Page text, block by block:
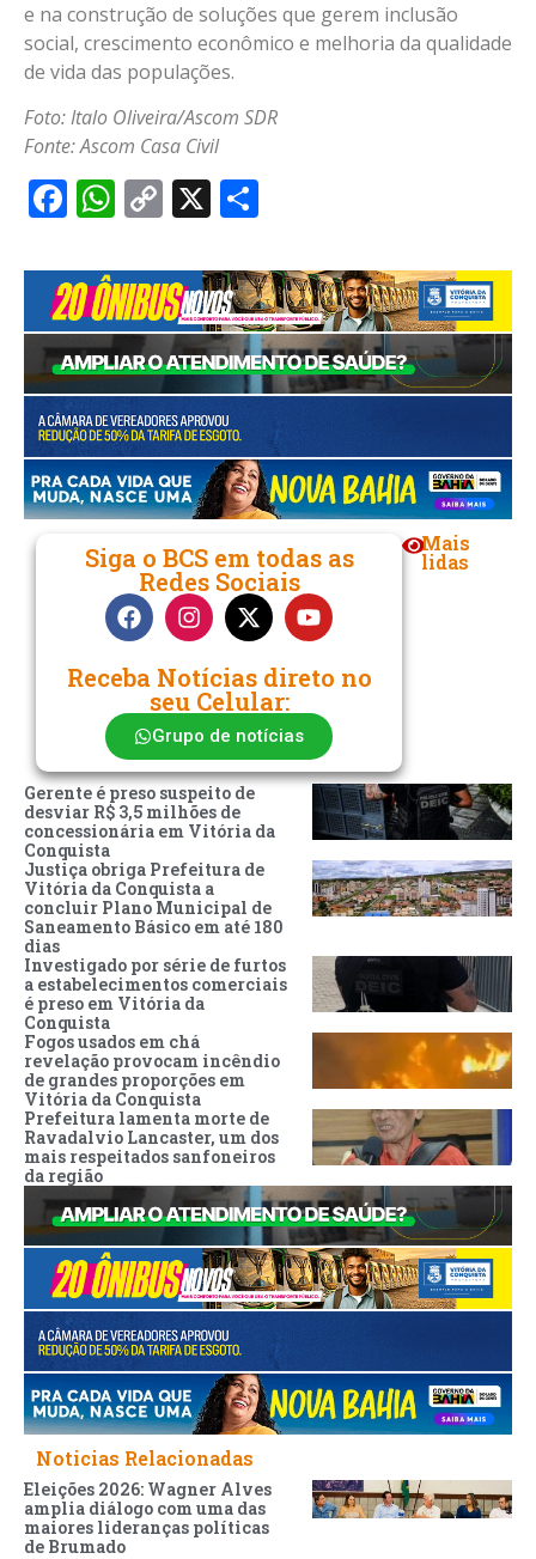
e na construção de soluções que gerem inclusão
social, crescimento econômico e melhoria da qualidade
de vida das populações.
Foto: Italo Oliveira/Ascom SDR
Fonte: Ascom Casa Civil
Facebook
WhatsApp
Copy
X
Siga o BCS em todas as
Redes Sociais
Receba Notícias direto no
seu Celular:
Grupo de notícias
Mais
lidas
Gerente é preso suspeito de
desviar R$ 3,5 milhões de
concessionária em Vitória da
Conquista
Justiça obriga Prefeitura de
Vitória da Conquista a
concluir Plano Municipal de
Saneamento Básico em até 180
dias
Investigado por série de furtos
a estabelecimentos comerciais
é preso em Vitória da
Conquista
Fogos usados em chá
revelação provocam incêndio
de grandes proporções em
Vitória da Conquista
Prefeitura lamenta morte de
Ravadalvio Lancaster, um dos
mais respeitados sanfoneiros
da região
Noticias Relacionadas
Eleições 2026: Wagner Alves
amplia diálogo com uma das
maiores lideranças políticas
de Brumado